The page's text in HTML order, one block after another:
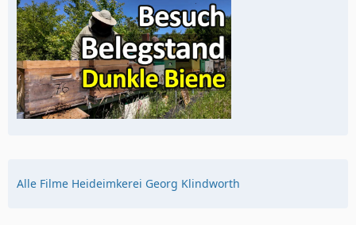
Alle Filme Heideimkerei Georg Klindworth